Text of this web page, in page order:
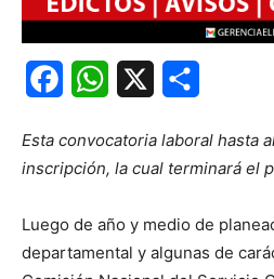
FacebookWhatsApp
Esta convocatoria laboral hasta
inscripción, la cual terminará el
Luego de año y medio de
departamental y algunas de